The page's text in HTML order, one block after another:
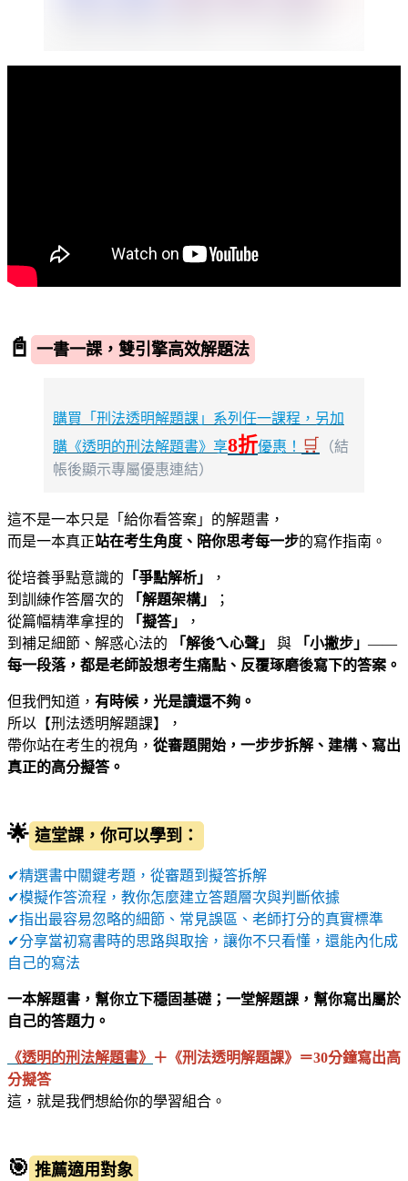
📓 一書一課，雙引擎高效解題法
購買「刑法透明解題課」系列任一課程，另加
購《透明的刑法解題書》享8折優惠！ 🛒 （結
帳後顯示專屬優惠連結）
這不是一本只是「給你看答案」的解題書，
而是一本真正站在考生角度、陪你思考每一步的寫作指南。
從培養爭點意識的 「爭點解析」
，
到訓練作答層次的
「解題架構」
；
從篇幅精準拿捏的
「擬答」
，
到補足細節、解惑心法的
「解後ㄟ心聲」 與 「小撇步」 ——
每一段落，都是老師設想考生痛點、反覆琢磨後寫下的答案。
但我們知道， 有時候，光是讀還不夠。
所以【刑法透明解題課】，
帶你站在考生的視角， 從審題開始，一步步拆解、建構、寫出
真正的高分擬答。
🌟 這堂課，你可以學到：
✔精選書中關鍵考題，從審題到擬答拆解
✔模擬作答流程，教你怎麼建立答題層次與判斷依據
✔指出最容易忽略的細節、常見誤區、老師打分的真實標準
✔分享當初寫書時的思路與取捨，讓你不只看懂，還能內化成
自己的寫法
一本解題書，幫你立下穩固基礎； 一堂解題課，幫你寫出屬於
自己的答題力。
《透明的刑法解題書》 ＋《刑法透明解題課》＝30分鐘寫出高
分擬答
這，就是我們想給你的學習組合。
🎯 推薦適用對象